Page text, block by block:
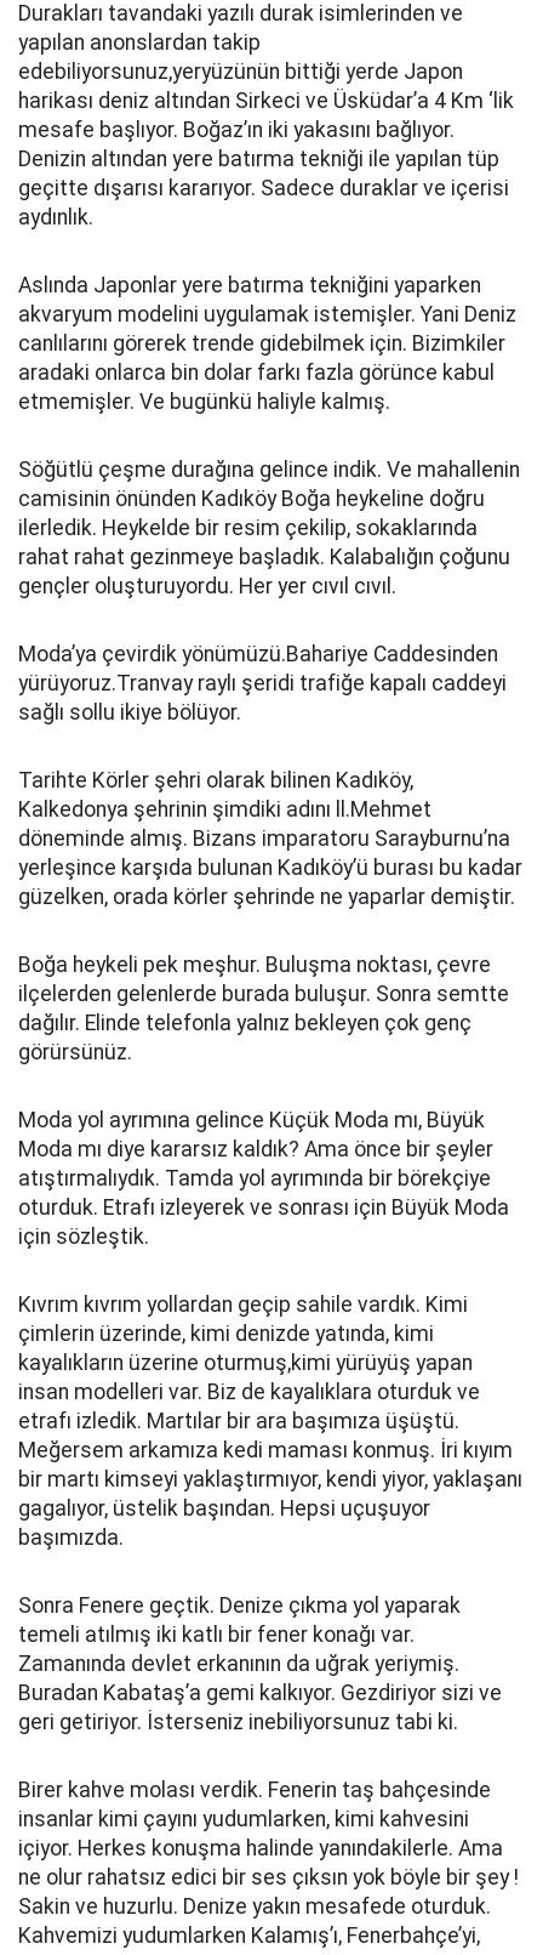
Durakları tavandaki yazılı durak isimlerinden ve
yapılan anonslardan takip
edebiliyorsunuz,yeryüzünün bittiği yerde Japon
harikası deniz altından Sirkeci ve Üsküdar’a 4 Km ‘lik
mesafe başlıyor. Boğaz’ın iki yakasını bağlıyor.
Denizin altından yere batırma tekniği ile yapılan tüp
geçitte dışarısı kararıyor. Sadece duraklar ve içerisi
aydınlık.
Aslında Japonlar yere batırma tekniğini yaparken
akvaryum modelini uygulamak istemişler. Yani Deniz
canlılarını görerek trende gidebilmek için. Bizimkiler
aradaki onlarca bin dolar farkı fazla görünce kabul
etmemişler. Ve bugünkü haliyle kalmış.
Söğütlü çeşme durağına gelince indik. Ve mahallenin
camisinin önünden Kadıköy Boğa heykeline doğru
ilerledik. Heykelde bir resim çekilip, sokaklarında
rahat rahat gezinmeye başladık. Kalabalığın çoğunu
gençler oluşturuyordu. Her yer cıvıl cıvıl.
Moda’ya çevirdik yönümüzü.Bahariye Caddesinden
yürüyoruz.Tranvay raylı şeridi trafiğe kapalı caddeyi
sağlı sollu ikiye bölüyor.
Tarihte Körler şehri olarak bilinen Kadıköy,
Kalkedonya şehrinin şimdiki adını ll.Mehmet
döneminde almış. Bizans imparatoru Sarayburnu’na
yerleşince karşıda bulunan Kadıköy’ü burası bu kadar
güzelken, orada körler şehrinde ne yaparlar demiştir.
Boğa heykeli pek meşhur. Buluşma noktası, çevre
ilçelerden gelenlerde burada buluşur. Sonra semtte
dağılır. Elinde telefonla yalnız bekleyen çok genç
görürsünüz.
Moda yol ayrımına gelince Küçük Moda mı, Büyük
Moda mı diye kararsız kaldık? Ama önce bir şeyler
atıştırmalıydık. Tamda yol ayrımında bir börekçiye
oturduk. Etrafı izleyerek ve sonrası için Büyük Moda
için sözleştik.
Kıvrım kıvrım yollardan geçip sahile vardık. Kimi
çimlerin üzerinde, kimi denizde yatında, kimi
kayalıkların üzerine oturmuş,kimi yürüyüş yapan
insan modelleri var. Biz de kayalıklara oturduk ve
etrafı izledik. Martılar bir ara başımıza üşüştü.
Meğersem arkamıza kedi maması konmuş. İri kıyım
bir martı kimseyi yaklaştırmıyor, kendi yiyor, yaklaşanı
gagalıyor, üstelik başından. Hepsi uçuşuyor
başımızda.
Sonra Fenere geçtik. Denize çıkma yol yaparak
temeli atılmış iki katlı bir fener konağı var.
Zamanında devlet erkanının da uğrak yeriymiş.
Buradan Kabataş’a gemi kalkıyor. Gezdiriyor sizi ve
geri getiriyor. İsterseniz inebiliyorsunuz tabi ki.
Birer kahve molası verdik. Fenerin taş bahçesinde
insanlar kimi çayını yudumlarken, kimi kahvesini
içiyor. Herkes konuşma halinde yanındakilerle. Ama
ne olur rahatsız edici bir ses çıksın yok böyle bir şey !
Sakin ve huzurlu. Denize yakın mesafede oturduk.
Kahvemizi yudumlarken Kalamış’ı, Fenerbahçe’yi,